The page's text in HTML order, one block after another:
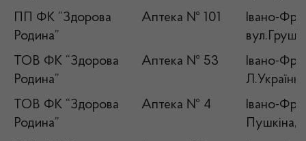
ПП ФК “Здорова
Родина”
Аптека № 101
Івано-
ТОВ ФК “Здорова
Родина”
Аптека № 53
Івано-
ТОВ ФК “Здорова
Родина”
Аптека № 4
Івано-